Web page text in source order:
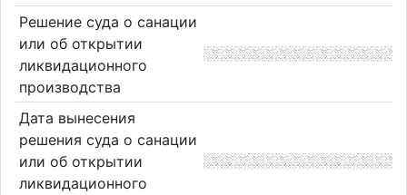
Решение суда о санации
или об открытии
ликвидационного
производства
Дата вынесения
решения суда о санации
или об открытии
ликвидационного